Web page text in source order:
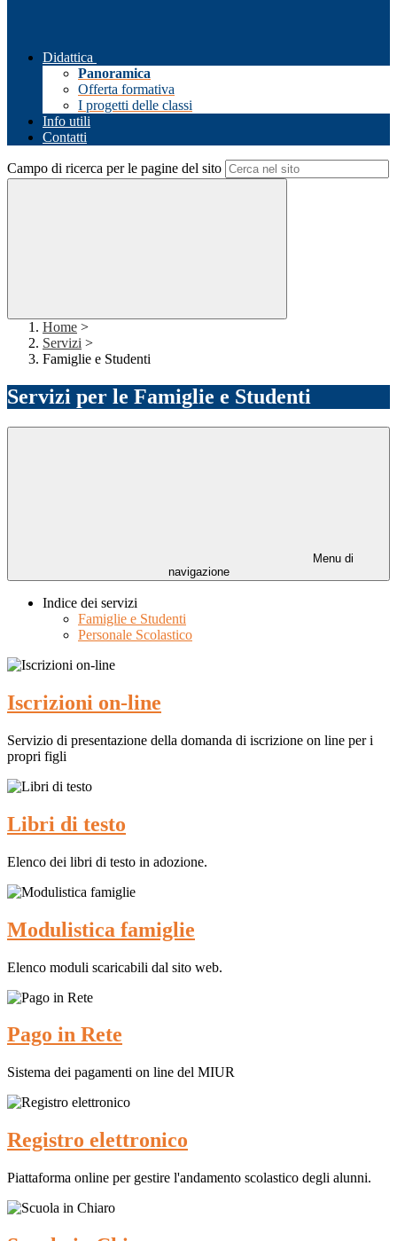
Didattica
Panoramica
Offerta formativa
I progetti delle classi
Info utili
Contatti
Campo di ricerca per le pagine del sito
Home >
Servizi >
Famiglie e Studenti
Servizi per le Famiglie e Studenti
Menu di
navigazione
Indice dei servizi
Famiglie e Studenti
Personale Scolastico
Iscrizioni on-line
Servizio di presentazione della domanda di iscrizione on line per i
propri figli
Libri di testo
Elenco dei libri di testo in adozione.
Modulistica famiglie
Elenco moduli scaricabili dal sito web.
Pago in Rete
Sistema dei pagamenti on line del MIUR
Registro elettronico
Piattaforma online per gestire l'andamento scolastico degli alunni.